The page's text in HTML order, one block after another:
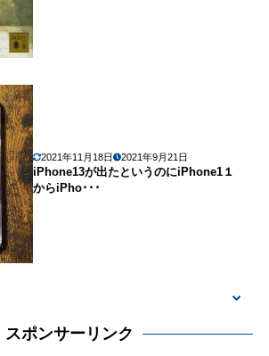
2021年11月18日 2021年9月21日
iPhone13が出たというのにiPhone1１
からiPho･･･
スポンサーリンク